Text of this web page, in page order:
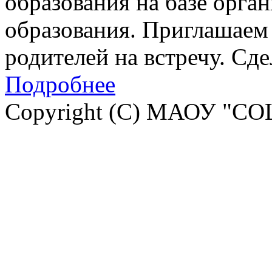
образования.
родителей на встречу.
Подробнее
Copyright (C) МАОУ